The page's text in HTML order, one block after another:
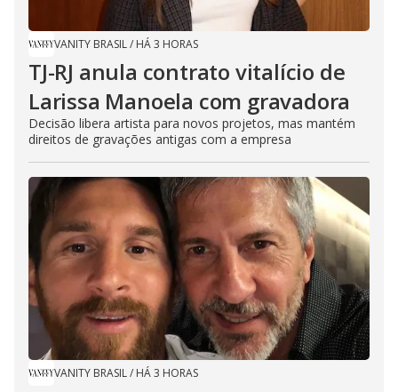
VANITY BRASIL/ HÁ 3 HORAS
TJ-RJ anula contrato vitalício de
Larissa Manoela com gravadora
Decisão libera artista para novos projetos, mas mantém
direitos de gravações antigas com a empresa
VANITY BRASIL/ HÁ 3 HORAS